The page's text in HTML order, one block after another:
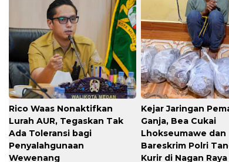
Rico Waas Nonaktifkan
Lurah AUR, Tegaskan Tak
Ada Toleransi bagi
Penyalahgunaan
Wewenang
Kejar Jaringan
Ganja, Bea Cukai
Lhokseumawe dan
Bareskrim Polri
Kurir di Nagan Raya